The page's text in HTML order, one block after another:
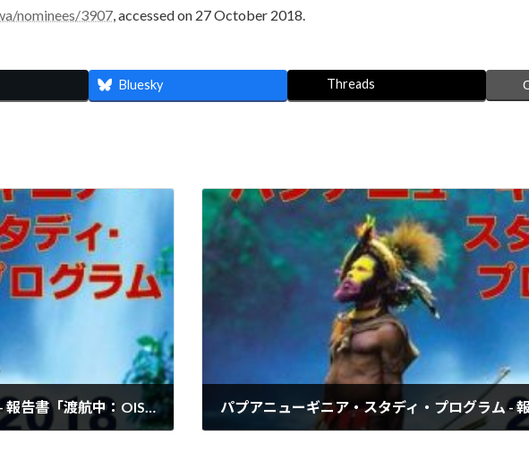
nominees/3907, accessed on 27 October 2018.
Bluesky Threads
パプアニューギニア・スタディ・プログラム - 報告書「渡航中：OISCA」